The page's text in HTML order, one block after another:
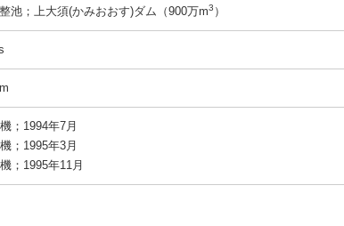
池；上大須(かみおおす)ダム（900万m3 ）
；1994年7月
；1995年3月
；1995年11月